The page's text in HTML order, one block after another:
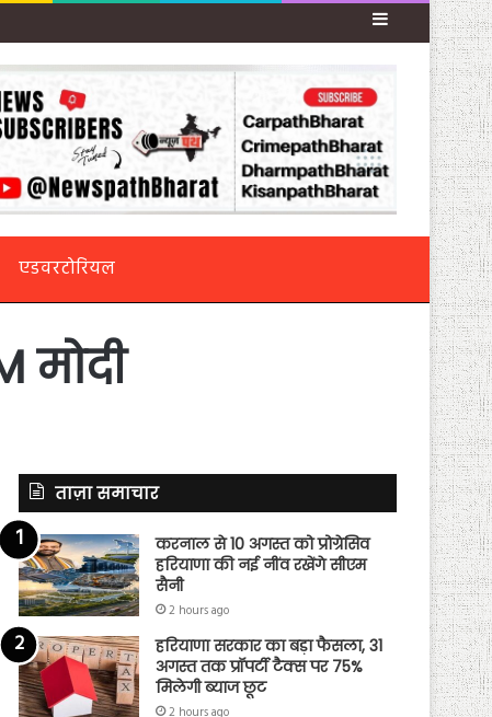
Sidebar
एडवरटोरियल
मोदी
ताज़ा समाचार
करनाल से 10 अगस्त को प्रोग्रेसिव
हरियाणा की नई नींव रखेंगे सीएम
सैनी
2 hours ago
हरियाणा सरकार का बड़ा फैसला, 31
अगस्त तक प्रॉपर्टी टैक्स पर 75%
मिलेगी ब्याज छूट
2 hours ago